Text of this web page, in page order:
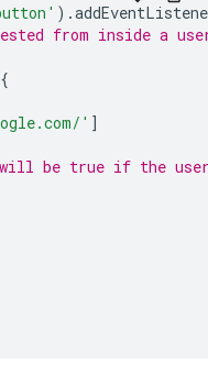
).
from inside a
' ]
be true if the